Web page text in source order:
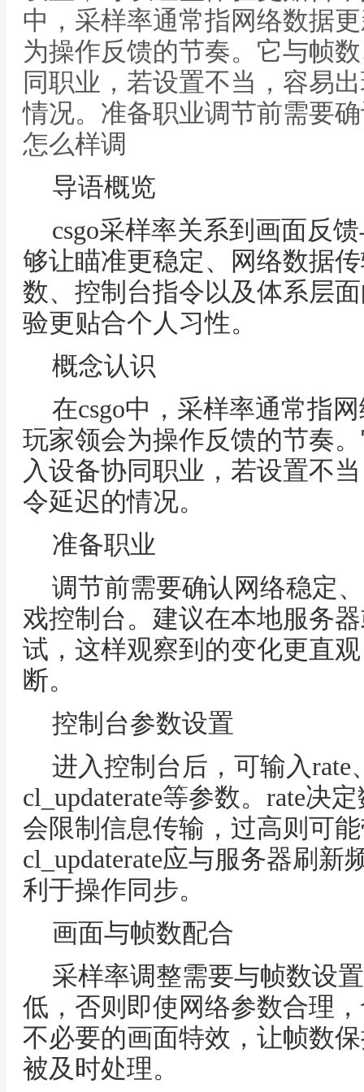
中，采样率通常指网络数据
为操作反馈的节奏。它与帧
同职业，若设置不当，容易
情况。准备职业调节前需要
怎么样调
导语概览
csgo采样率关系到画面反
够让瞄准更稳定、网络数据
数、控制台指令以及体系层
验更贴合个人习性。
概念认识
在csgo中，采样率通常指
玩家领会为操作反馈的节奏
入设备协同职业，若设置不
令延迟的情况。
准备职业
调节前需要确认网络稳定
戏控制台。建议在本地服务
试，这样观察到的变化更直
断。
控制台参数设置
进入控制台后，可输入rate
cl_updaterate等参数。rate决
会限制信息传输，过高则可
cl_updaterate应与服务器刷
利于操作同步。
画面与帧数配合
采样率调整需要与帧数设
低，否则即使网络参数合理
不必要的画面特效，让帧数
被及时处理。